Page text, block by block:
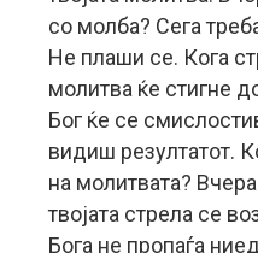
со молба? Сега
Не плаши се. Кога
молитва ќе стигне
Бог ќе се
видиш резултатот.
на молитвата?
твојата стрела се
Бога не пропаѓа